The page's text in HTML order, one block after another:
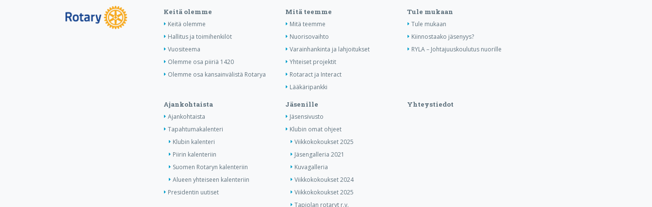
Keitä olemme
Keitä olemme
Hallitus ja toimihenkilöt
Vuositeema
Olemme osa piiriä 1420
Olemme osa kansainvälistä Rotarya
Mitä teemme
Mitä teemme
Nuorisovaihto
Varainhankinta ja lahjoitukset
Yhteiset projektit
Rotaract ja Interact
Lääkäripankki
Tule mukaan
Tule mukaan
Kiinnostaako jäsenyys?
RYLA – Johtajuuskoulutus nuorille
Ajankohtaista
Ajankohtaista
Tapahtumakalenteri
Klubin kalenteri
Piirin kalenteriin
Suomen Rotaryn kalenteriin
Alueen yhteiseen kalenteriin
Presidentin uutiset
Jäsenille
Jäsensivusto
Klubin omat ohjeet
Viikkokokoukset 2025
Jäsengalleria 2021
Kuvagalleria
Viikkokokoukset 2024
Viikkokokoukset 2025
Tapiolan rotaryt r.y.
Yhteystiedot